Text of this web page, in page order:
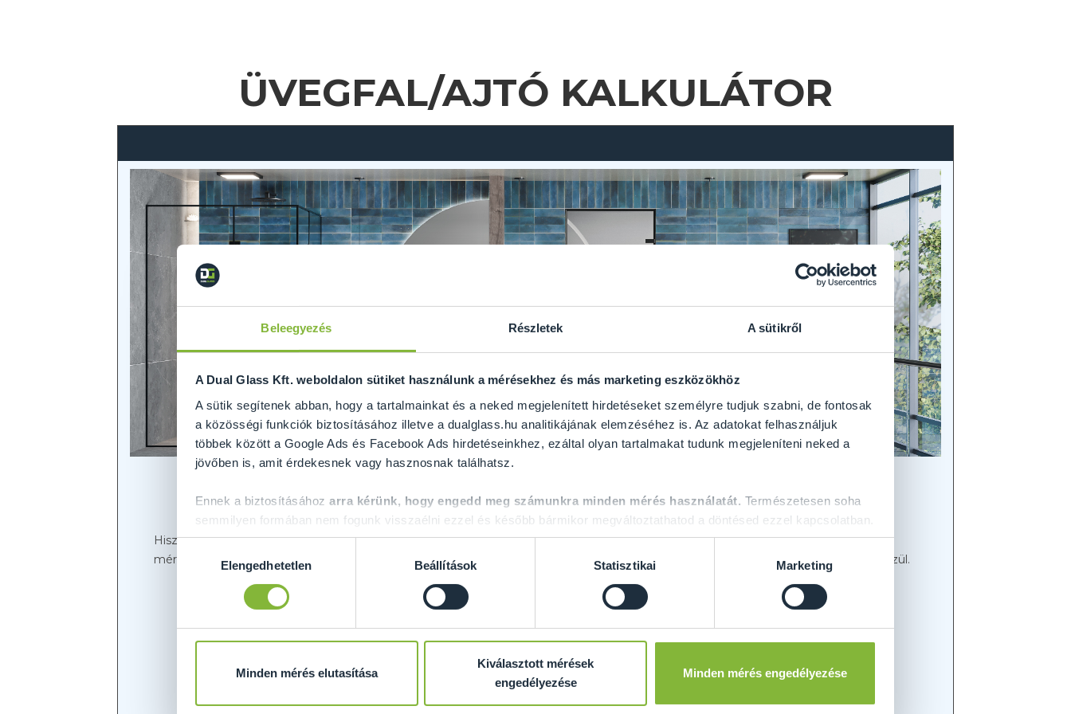
Beleegyezés Részletek A sütikről
A Dual Glass Kft. weboldalon sütiket használunk a mérésekhez és más marketing eszközökhöz
A sütik segítenek abban, hogy a tartalmainkat és a neked megjelenített hirdetéseket személyre tudjuk szabni, de fontosak
a közösségi funkciók biztosításához illetve a dualglass.hu analitikájának elemzéséhez is. Az adatokat felhasználjuk
többek között a Google Ads és Facebook Ads hirdetéseinkhez, ezáltal olyan tartalmakat tudunk megjeleníteni neked a
jövőben is, amit érdekesnek vagy hasznosnak találhatsz.
Ennek a biztosításához arra kérünk, hogy engedd meg számunkra minden mérés használatát. Természetesen soha
semmilyen formában nem fogunk visszaélni ezzel és később bármikor megváltoztathatod a döntésed ezzel kapcsolatban.
Előre is köszönjük!
Hozzájárulás
kiválasztásaElengedhetetlen Beállítások Statisztikai Marketing
Minden mérés elutasítása
Kiválasztott mérések
engedélyezése
Minden mérés engedélyezése
ÜVEGFAL/AJTÓ KALKULÁTOR
GRATULÁLUNK ÖNNEK
Hiszen egy lépéssel közelebb került álmai üvegajtajának megvalósításához! A következő oldalakon megadhatja tervezett ajtajának
méreteit, illetve igény szerint extra kiegészítőket is rakhat hozzá. Emellett lehetősége van választani különböző üvegmegoldások közül.
Mivel nyújt többet a Dual Glass?
10 ÉV GARANCIÁTadunk a fém alkatrészekre.
partnerektől.
Maximális léghangátlás akár 39 dB-ig
Gyors és professzionálisfelmérés és beépítés